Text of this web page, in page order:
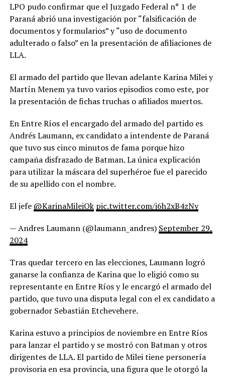
LPO pudo confirmar que el Juzgado Federal n° 1 de
Paraná abrió una investigación por “falsificación de
documentos y formularios” y “uso de documento
adulterado o falso” en la presentación de afiliaciones de
LLA.
El armado del partido que llevan adelante Karina Milei y
Martín Menem ya tuvo varios episodios como este, por
la presentación de fichas truchas o afiliados muertos.
En Entre Ríos el encargado del armado del partido es
Andrés Laumann, ex candidato a intendente de Paraná
que tuvo sus cinco minutos de fama porque hizo
campaña disfrazado de Batman. La única explicación
para utilizar la máscara del superhéroe fue el parecido
de su apellido con el nombre.
El jefe @KarinaMileiOk pic.twitter.com/j6h2xB4zNy
— Andres Laumann (@laumann_andres) September 29,
2024
Tras quedar tercero en las elecciones, Laumann logró
ganarse la confianza de Karina que lo eligió como su
representante en Entre Ríos y le encargó el armado del
partido, que tuvo una disputa legal con el ex candidato a
gobernador Sebastián Etchevehere.
Karina estuvo a principios de noviembre en Entre Ríos
para lanzar el partido y se mostró con Batman y otros
dirigentes de LLA. El partido de Milei tiene personería
provisoria en esa provincia, una figura que le otorgó la